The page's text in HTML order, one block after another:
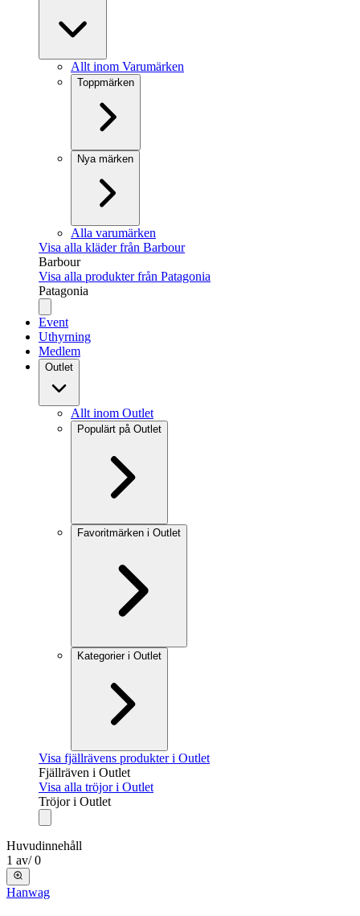
Allt inom Varumärken
Toppmärken
Nya märken
Alla varumärken
Visa alla kläder från Barbour
Barbour
Visa alla produkter från Patagonia
Patagonia
Event
Uthyrning
Medlem
Outlet
Allt inom Outlet
Populärt på Outlet
Favoritmärken i Outlet
Kategorier i Outlet
Visa fjällrävens produkter i Outlet
Fjällräven i Outlet
Visa alla tröjor i Outlet
Tröjor i Outlet
Huvudinnehåll
1 av/ 0
Hanwag